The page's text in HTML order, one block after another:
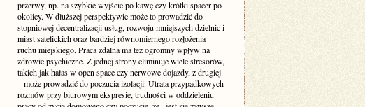
przerwy, np. na szybkie wyjście po kawę czy krótki spacer po
okolicy. W dłuższej perspektywie może to prowadzić do
stopniowej decentralizacji usług, rozwoju mniejszych dzielnic i
miast satelickich oraz bardziej równomiernego rozłożenia
ruchu miejskiego. Praca zdalna ma też ogromny wpływ na
zdrowie psychiczne. Z jednej strony eliminuje wiele stresorów,
takich jak hałas w open space czy nerwowe dojazdy, z drugiej
– może prowadzić do poczucia izolacji. Utrata przypadkowych
rozmów przy biurowym ekspresie, trudności w oddzieleniu